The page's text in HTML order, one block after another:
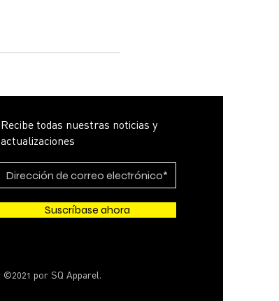
Recibe todas nuestras noticias y
actualizaciones
Suscríbase ahora
©2021 por SQ Apparel.